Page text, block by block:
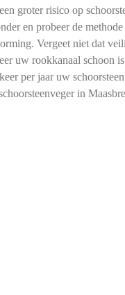
groter risico op
en probeer de
Vergeet niet dat
uw rookkanaal schoon
per jaar uw
in